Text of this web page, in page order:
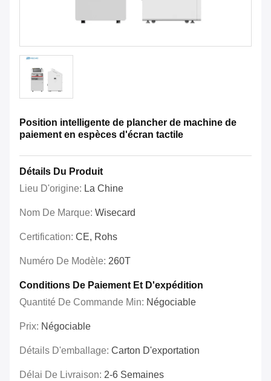
Position intelligente de plancher de machine de
paiement en espèces d'écran tactile
Détails Du Produit
Lieu D'origine: La Chine
Nom De Marque: Wisecard
Certification: CE, Rohs
Numéro De Modèle: 260T
Conditions De Paiement Et D'expédition
Quantité De Commande Min: Négociable
Prix: Négociable
Détails D'emballage: Carton D'exportation
Délai De Livraison: 2-6 Semaines